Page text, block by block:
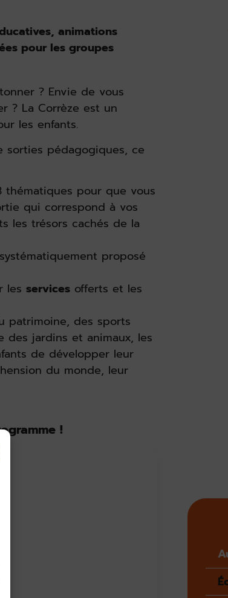
animations
pour les groupes
? Envie de vous
? La Corrèze est un
les enfants.
sorties pédagogiques, ce
thématiques pour que vous
qui correspond à vos
les trésors cachés de la
systématiquement proposé
les services offerts et les
patrimoine, des sports
des jardins et animaux, les
de développer leur
du monde, leur
!